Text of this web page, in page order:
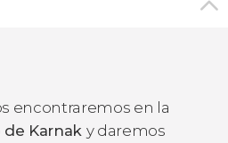
encontraremos en la
Karnak y daremos